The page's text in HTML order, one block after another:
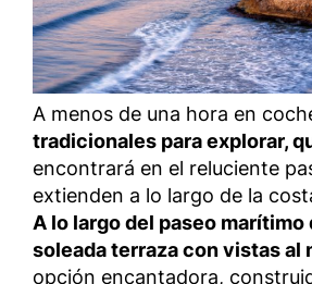
A menos de una hora en
tradicionales para explorar,
encontrará en el reluciente
extienden a lo largo de la
A lo largo del paseo
soleada terraza con vistas al
opción encantadora,